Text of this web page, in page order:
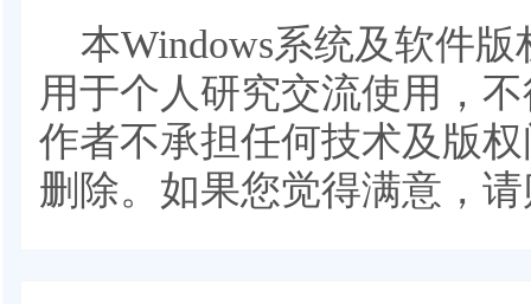
本Windows系统及软件
用于个人研究交流使用，
作者不承担任何技术及版
删除。如果您觉得满意，